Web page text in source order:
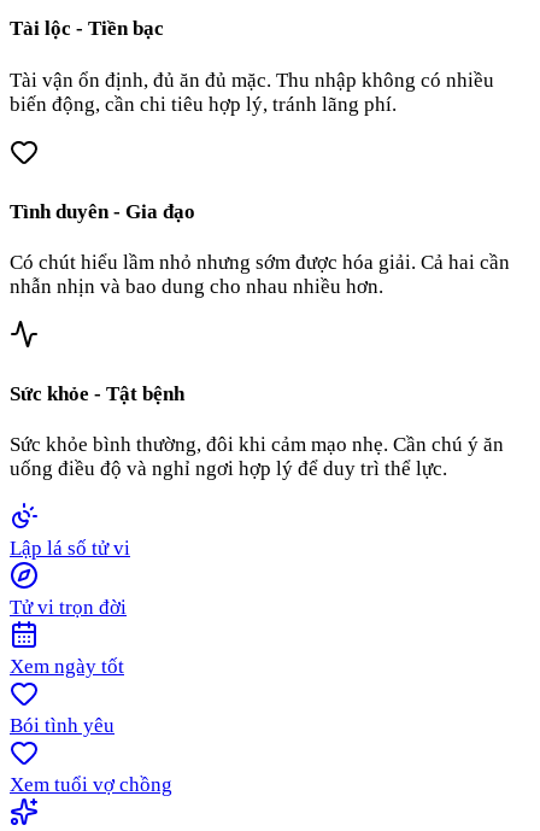
Tài lộc - Tiền bạc
Tài vận ổn định, đủ ăn đủ mặc. Thu nhập không có nhiều
biến động, cần chi tiêu hợp lý, tránh lãng phí.
Tình duyên - Gia đạo
Có chút hiểu lầm nhỏ nhưng sớm được hóa giải. Cả hai cần
nhẫn nhịn và bao dung cho nhau nhiều hơn.
Sức khỏe - Tật bệnh
Sức khỏe bình thường, đôi khi cảm mạo nhẹ. Cần chú ý ăn
uống điều độ và nghỉ ngơi hợp lý để duy trì thể lực.
Lập lá số tử vi
Tử vi trọn đời
Xem ngày tốt
Bói tình yêu
Xem tuổi vợ chồng